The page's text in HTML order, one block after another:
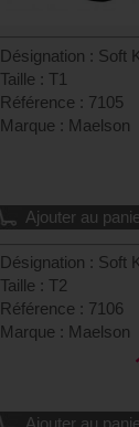
Désignation : Soft
Taille : T1
Référence : 7105
Marque : Maelson
Ajouter au
Désignation : Soft
Taille : T2
Référence : 7106
Marque : Maelson
Ajouter au